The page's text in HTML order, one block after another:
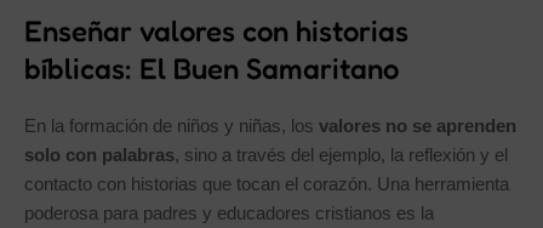
Enseñar valores con historias
bíblicas: El Buen Samaritano
En la formación de niños y niñas, los valores no se aprenden
solo con palabras, sino a través del ejemplo, la reflexión y el
contacto con historias que tocan el corazón. Una herramienta
poderosa para padres y educadores cristianos es la